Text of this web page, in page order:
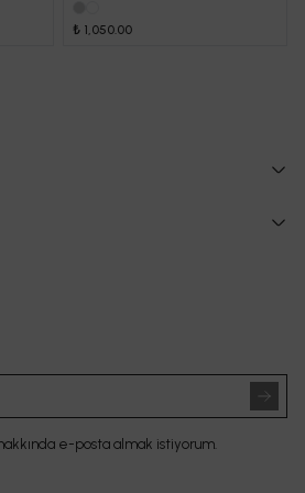
₺ 1,050.00
e-posta almak istiyorum.